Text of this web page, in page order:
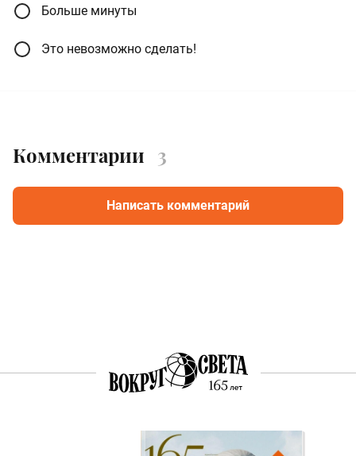
Больше минуты
Это невозможно сделать!
Комментарии 3
Написать комментарий